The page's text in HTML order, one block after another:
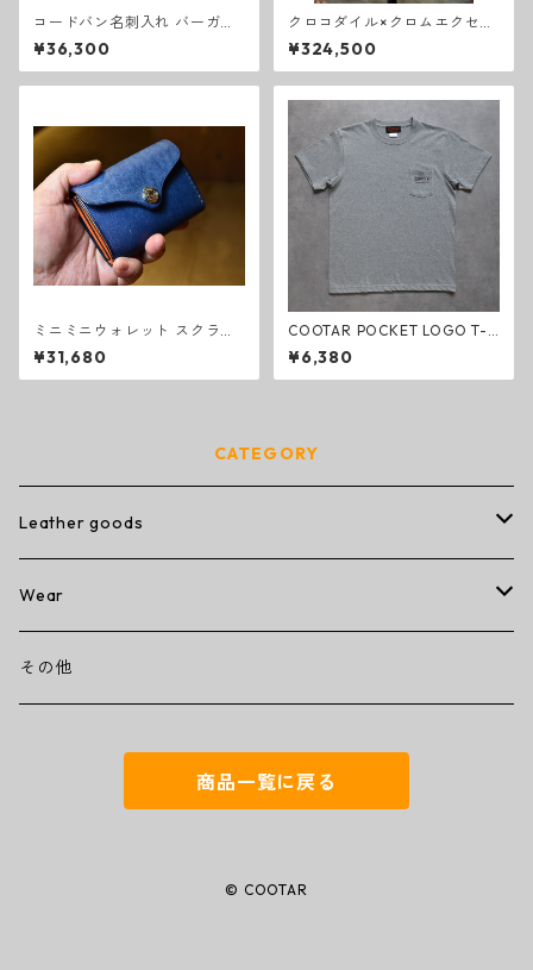
コードバン名刺入れ バーガン
ディ
¥36,300
クロコダイル×クロムエクセル
トートバッグS
¥324,500
ミニミニウォレット スクラッ
チ コバルトブルー
¥31,680
COOTAR POCKET LOGO T-s
hirt gray
¥6,380
CATEGORY
Leather goods
wallet
ミニミニウォレット
その他
Wear
T-shirt
その他
商品一覧に戻る
© COOTAR